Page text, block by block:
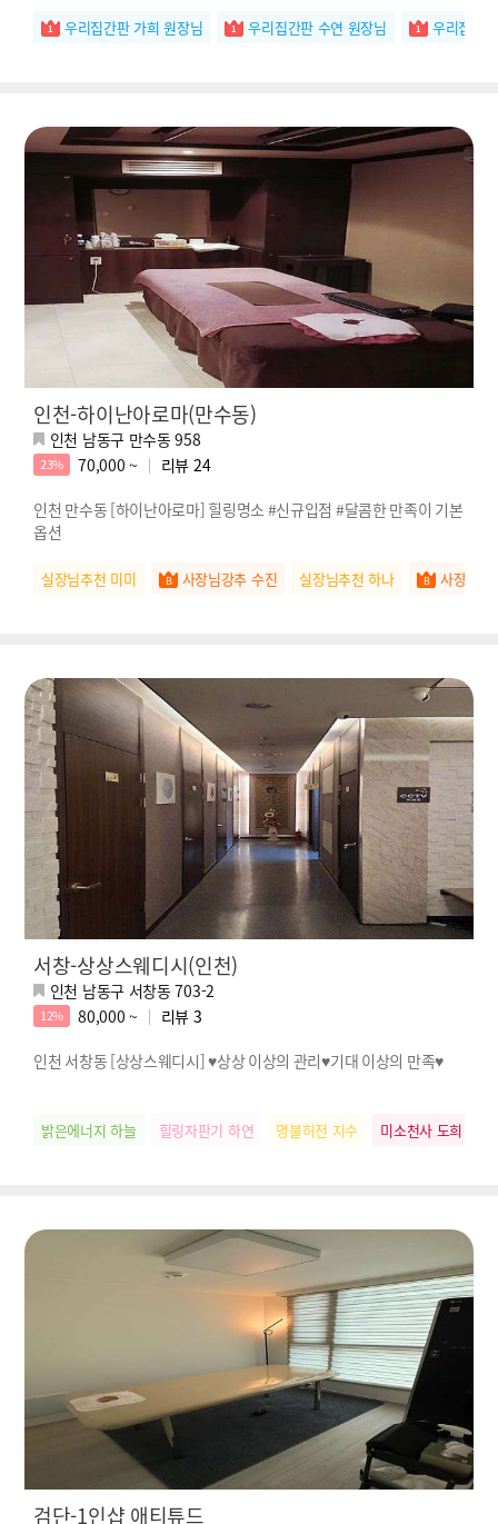
우리집간판 가희 원장님 우리집간판 수연 원장님 우리집간
인천-하이난아로마(만수동)
인천 남동구 만수동 958
23% 70,000 ~ 리뷰 24
인천 만수동 [하이난아로마] 힐링명소 #신규입점 #달콤한 만족이 기본
옵션
실장님추천 미미 사장님강추 수진 실장님추천 하나 사장님강
서창-상상스웨디시(인천)
인천 남동구 서창동 703-2
12% 80,000 ~ 리뷰 3
인천 서창동 [상상스웨디시] ♥상상 이상의 관리♥기대 이상의 만족♥
밝은에너지 하늘 힐링자판기 하연 명불허전 지수 미소천사 도희
검단-1인샵 애티튜드